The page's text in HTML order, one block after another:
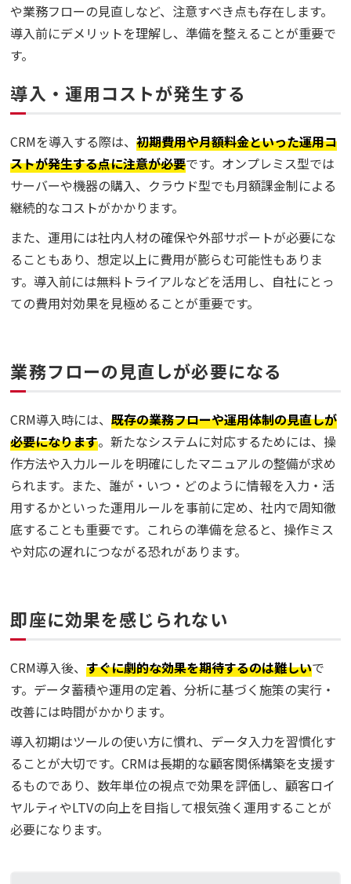
や業務フローの見直しなど、注意すべき点も存在します。
導入前にデメリットを理解し、準備を整えることが重要で
す。
導入・運用コストが発生する
CRMを導入する際は、初期費用や月額料金といった運用コ
ストが発生する点に注意が必要です。オンプレミス型では
サーバーや機器の購入、クラウド型でも月額課金制による
継続的なコストがかかります。
また、運用には社内人材の確保や外部サポートが必要にな
ることもあり、想定以上に費用が膨らむ可能性もありま
す。導入前には無料トライアルなどを活用し、自社にとっ
ての費用対効果を見極めることが重要です。
業務フローの見直しが必要になる
CRM導入時には、既存の業務フローや運用体制の見直しが
必要になります。新たなシステムに対応するためには、操
作方法や入力ルールを明確にしたマニュアルの整備が求め
られます。また、誰が・いつ・どのように情報を入力・活
用するかといった運用ルールを事前に定め、社内で周知徹
底することも重要です。これらの準備を怠ると、操作ミス
や対応の遅れにつながる恐れがあります。
即座に効果を感じられない
CRM導入後、すぐに劇的な効果を期待するのは難しいで
す。データ蓄積や運用の定着、分析に基づく施策の実行・
改善には時間がかかります。
導入初期はツールの使い方に慣れ、データ入力を習慣化す
ることが大切です。CRMは長期的な顧客関係構築を支援す
るものであり、数年単位の視点で効果を評価し、顧客ロイ
ヤルティやLTVの向上を目指して根気強く運用することが
必要になります。